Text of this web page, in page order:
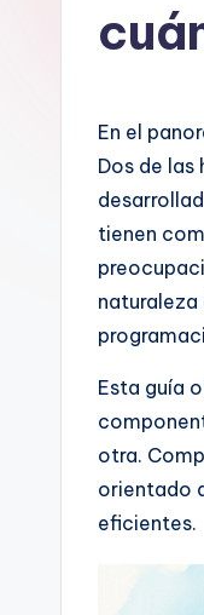
is
A
ft
En el
Dos de
tienen
Esta guía
otra.
orientado
eficientes.